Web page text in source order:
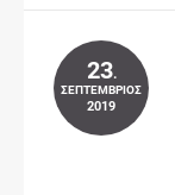
23.
ΣΕΠΤΈΜΒΡΙΟΣ
2019